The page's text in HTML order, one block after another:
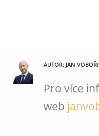
AUTOR: JAN
Pro více
web